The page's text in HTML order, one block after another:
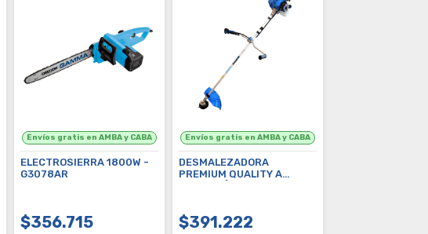
ELECTROSIERRA 1800W -
G3078AR
$356.715
COMPRAR
DESMALEZADORA
PREMIUM QUALITY A
$391.222
COMPRAR